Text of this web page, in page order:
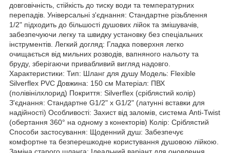
довговічність, стійкість до тиску води та температурних
перепадів. Універсальні з'єднання: Стандартне різьблення
1/2" підходить до більшості душових лійок та змішувачів,
забезпечуючи легку та швидку установку без спеціальних
інструментів. Легкий догляд: Гладка поверхня легко
очищається від мильних розводів, вапняного нальоту та
бруду, зберігаючи привабливий вигляд надовго.
Характеристики: Тип: Шланг для душу Модель: Flexible
Silverflex PVC Довжина: 150 см Матеріал: ПВХ
(полівінілхлорид) Покриття: Silverflex (сріблястий колір)
З'єднання: Стандартне G1/2" x G1/2" (латунні вставки для
надійності) Особливості: Захист від заломів, система Anti-Twist
(обертання 360° на одному з конекторів) Колір: Сріблястий
Способи застосування: Щоденний душ: Забезпечує
комфортне та безперешкодне користування душовою лійкою.
Заміна старого шланга: Ідеальний варіант для оновлення